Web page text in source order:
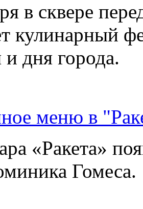
в сквере
кулинарный
дня города.
меню в
«Ракета»
Гомеса.